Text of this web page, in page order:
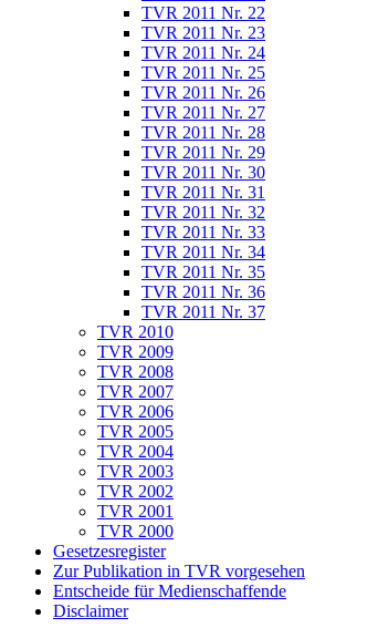
TVR 2011 Nr. 22
TVR 2011 Nr. 23
TVR 2011 Nr. 24
TVR 2011 Nr. 25
TVR 2011 Nr. 26
TVR 2011 Nr. 27
TVR 2011 Nr. 28
TVR 2011 Nr. 29
TVR 2011 Nr. 30
TVR 2011 Nr. 31
TVR 2011 Nr. 32
TVR 2011 Nr. 33
TVR 2011 Nr. 34
TVR 2011 Nr. 35
TVR 2011 Nr. 36
TVR 2011 Nr. 37
TVR 2010
TVR 2009
TVR 2008
TVR 2007
TVR 2006
TVR 2005
TVR 2004
TVR 2003
TVR 2002
TVR 2001
TVR 2000
Gesetzesregister
Zur Publikation in TVR vorgesehen
Entscheide für Medienschaffende
Disclaimer